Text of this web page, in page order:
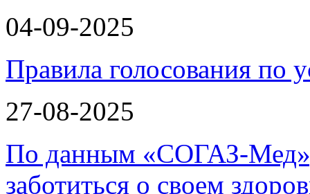
04-09-2025
Правила голосования по
27-08-2025
По данным «СОГАЗ-
заботиться о своем